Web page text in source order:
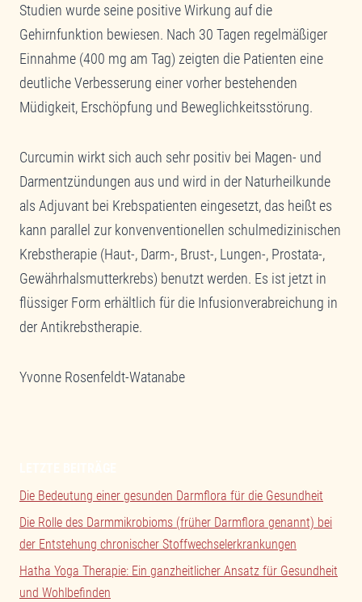
Studien wurde seine positive Wirkung auf die
Gehirnfunktion bewiesen. Nach 30 Tagen regelmäßiger
Einnahme (400 mg am Tag) zeigten die Patienten eine
deutliche Verbesserung einer vorher bestehenden
Müdigkeit, Erschöpfung und Beweglichkeitsstörung.
Curcumin wirkt sich auch sehr positiv bei Magen- und
Darmentzündungen aus und wird in der Naturheilkunde
als Adjuvant bei Krebspatienten eingesetzt, das heißt es
kann parallel zur konvenventionellen schulmedizinischen
Krebstherapie (Haut-, Darm-, Brust-, Lungen-, Prostata-,
Gewährhalsmutterkrebs) benutzt werden. Es ist jetzt in
flüssiger Form erhältlich für die Infusionverabreichung in
der Antikrebstherapie.
Yvonne Rosenfeldt-Watanabe
Die Bedeutung einer gesunden Darmflora für die Gesundheit
Die Rolle des Darmmikrobioms (früher Darmflora genannt) bei
der Entstehung chronischer Stoffwechselerkrankungen
Hatha Yoga Therapie: Ein ganzheitlicher Ansatz für Gesundheit
und Wohlbefinden